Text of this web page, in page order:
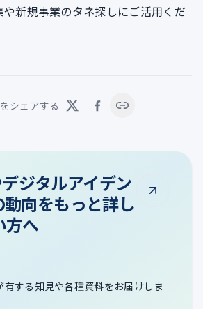
新規事業のタネ探しにご活用くだ
シェアする
ジタルアイデン
動向をもっと詳し
方へ
する知見や各種資料をお届けしま